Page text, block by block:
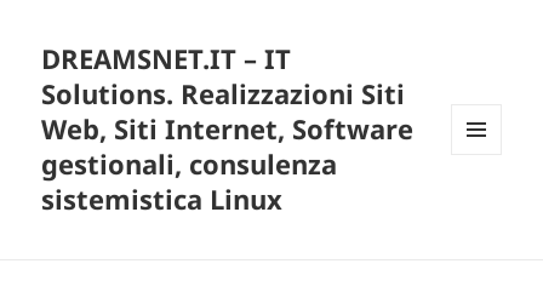
DREAMSNET.IT – IT
Solutions. Realizzazioni Siti
Web, Siti Internet, Software
gestionali, consulenza
sistemistica Linux